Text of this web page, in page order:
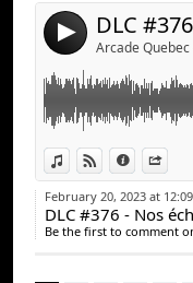
4 Arcade
View in iTunes
View on Djpod
facebook.com/
twitter :
twitch.tv/arcadeqc
Merci!
#arcadeqc
February 20, 2023 at
DLC #376 - Nos
Be the first to comment